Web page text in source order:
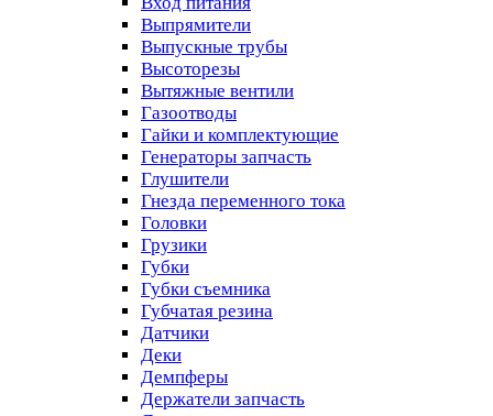
Выпрямители
Выпускные трубы
Высоторезы
Вытяжные вентили
Газоотводы
Гайки и комплектующие
Генераторы запчасть
Глушители
Гнезда переменного тока
Головки
Грузики
Губки
Губки съемника
Губчатая резина
Датчики
Деки
Демпферы
Держатели запчасть